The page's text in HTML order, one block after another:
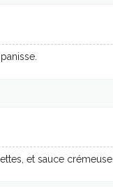
et sauce crémeuse.